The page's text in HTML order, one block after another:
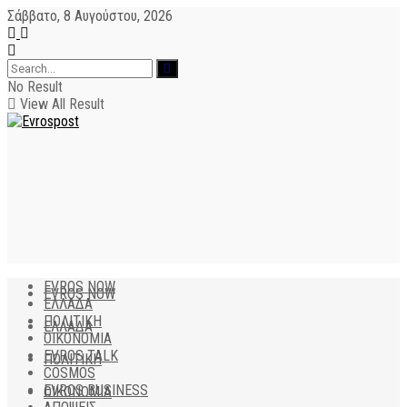
Σάββατο, 8 Αυγούστου, 2026
No Result
View All Result
EVROS NOW
ΕΛΛΑΔΑ
ΠΟΛΙΤΙΚΗ
ΟΙΚΟΝΟΜΙΑ
EVROS NOW
ΕΛΛΑΔΑ
ΠΟΛΙΤΙΚΗ
ΟΙΚΟΝΟΜΙΑ
EVROS TALK
COSMOS
EVROS BUSINESS